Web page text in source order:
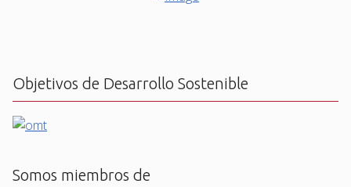
Objetivos de Desarrollo Sostenible
Somos miembros de